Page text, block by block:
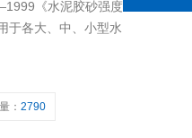
《水泥胶砂强度
于各大、中、小型水
：2790